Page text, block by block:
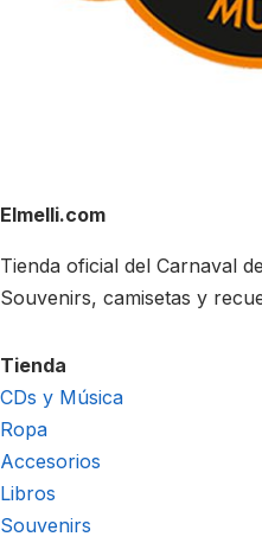
Elmelli.com
Tienda oficial del Carnaval
Souvenirs, camisetas y
Tienda
CDs y Música
Ropa
Accesorios
Libros
Souvenirs